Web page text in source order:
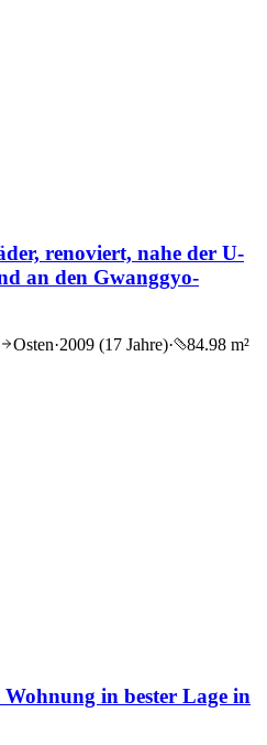
renoviert, nahe der U-
an den Gwanggyo-
Osten·2009 (17 Jahre)· 84.98 m²
in bester Lage in